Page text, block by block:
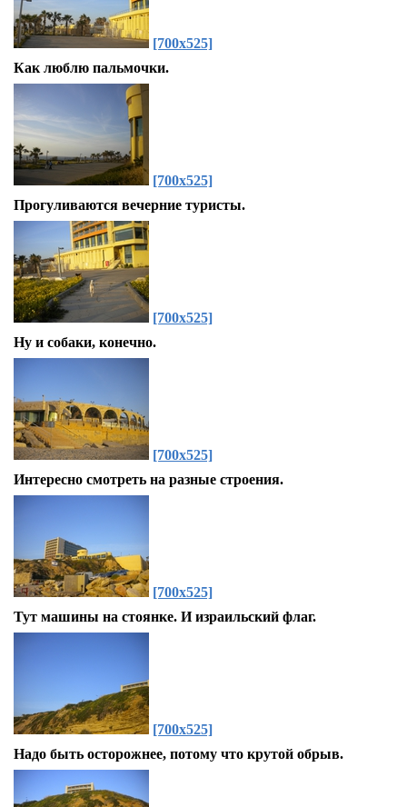
[700x525]
Как люблю пальмочки.
[700x525]
Прогуливаются вечерние туристы.
[700x525]
Ну и собаки, конечно.
[700x525]
Интересно смотреть на разные строения.
[700x525]
Тут машины на стоянке. И израильский флаг.
[700x525]
Надо быть осторожнее, потому что крутой обрыв.